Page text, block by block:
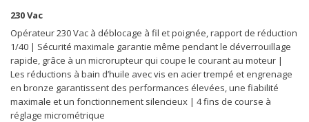
230 Vac
Opérateur 230 Vac à déblocage à fil et poignée, rapport de réduction
1/40 | Sécurité maximale garantie même pendant le déverrouillage
rapide, grâce à un microrupteur qui coupe le courant au moteur |
Les réductions à bain d’huile avec vis en acier trempé et engrenage
en bronze garantissent des performances élevées, une fiabilité
maximale et un fonctionnement silencieux | 4 fins de course à
réglage micrométrique